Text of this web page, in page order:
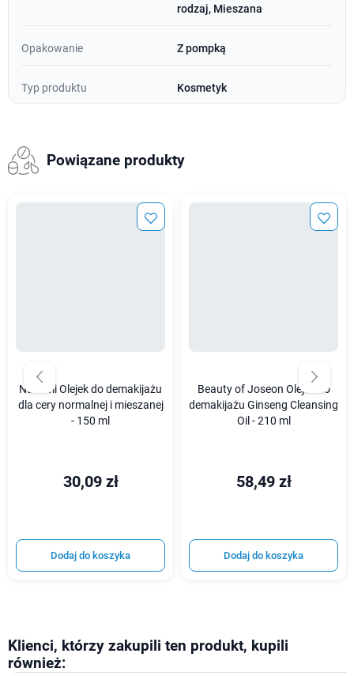
rodzaj, Mieszana
Opakowanie Z pompką
Typ produktu Kosmetyk
Powiązane produkty
Nacomi Olejek do demakijażu
dla cery normalnej i mieszanej
- 150 ml
30,09 zł
Dodaj do koszyka
Beauty of Joseon Olejek do
demakijażu Ginseng Cleansing
Oil - 210 ml
58,49 zł
Dodaj do koszyka
Klienci, którzy zakupili ten produkt, kupili
również: